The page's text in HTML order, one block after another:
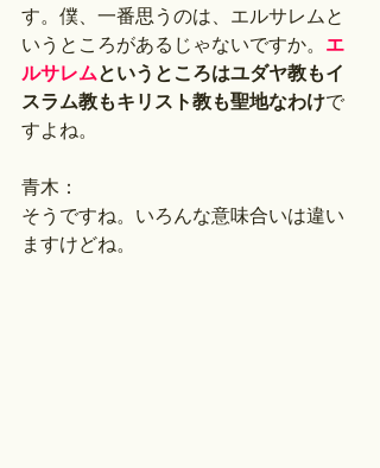
す。僕、一番思うのは、エルサレムと
いうところがあるじゃないですか。 エ
ルサレムというところはユダヤ教もイ
スラム教もキリスト教も聖地なわけで
すよね。
青木：
そうですね。いろんな意味合いは違い
ますけどね。